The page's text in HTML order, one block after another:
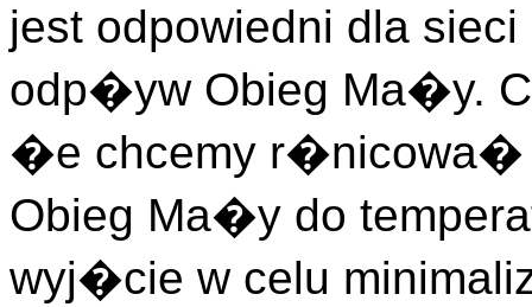
jest odpowiedni dla
odp�yw Obieg Ma�y.
�e chcemy
Obieg Ma�y do
wyj�cie w celu